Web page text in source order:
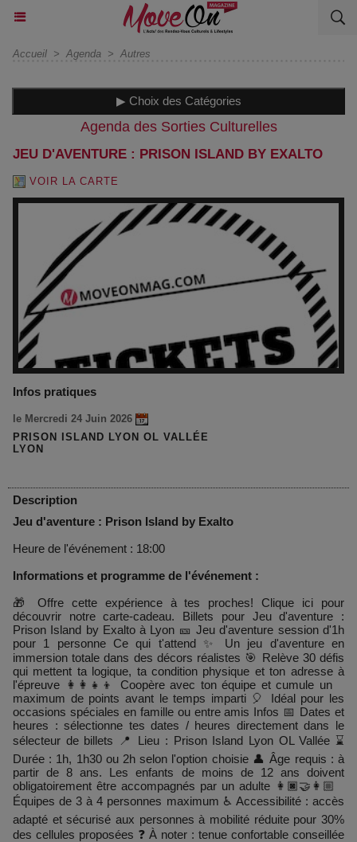
Accueil > Agenda > Autres
▶ Choix des Catégories
Agenda des Sorties Culturelles
JEU D'AVENTURE : PRISON ISLAND BY EXALTO
VOIR LA CARTE
Infos pratiques
le Mercredi 24 Juin 2026
PRISON ISLAND LYON OL VALLÉE
LYON
Description
Jeu d'aventure : Prison Island by Exalto
Heure de l'événement : 18:00
Informations et programme de l'événement :
🎁 Offre cette expérience à tes proches! Clique ici pour
découvrir notre carte-cadeau. Billets pour Jeu d'aventure :
Prison Island by Exalto à Lyon 🎫 Jeu d'aventure session d'1h
pour 1 personne Ce qui t'attend ✨ Un jeu d'aventure en
immersion totale dans des décors réalistes 🎯 Relève 30 défis
qui mettent ta logique, ta condition physique et ton adresse à
l'épreuve 👩‍👩‍👧‍👦 Coopère avec ton équipe et cumule un
maximum de points avant le temps imparti 🎈 Idéal pour les
occasions spéciales en famille ou entre amis Infos 📅 Dates et
heures : sélectionne tes dates / heures directement dans le
sélecteur de billets 📍 Lieu : Prison Island Lyon OL Vallée ⌛
Durée : 1h, 1h30 ou 2h selon l'option choisie 👤 Âge requis : à
partir de 8 ans. Les enfants de moins de 12 ans doivent
obligatoirement être accompagnés par un adulte 👩🏿‍🤝‍👩🏼
Équipes de 3 à 4 personnes maximum ♿ Accessibilité : accès
adapté et sécurisé aux personnes à mobilité réduite pour 30%
des cellules proposées ❓ À noter : tenue confortable conseillée